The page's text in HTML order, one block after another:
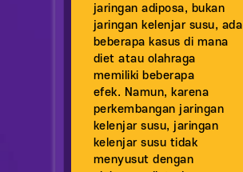
jaringan adiposa, bukan
jaringan kelenjar susu, ada
beberapa kasus di mana
diet atau olahraga
memiliki beberapa
efek. Namun, karena
perkembangan jaringan
kelenjar susu, jaringan
kelenjar susu tidak
menyusut dengan